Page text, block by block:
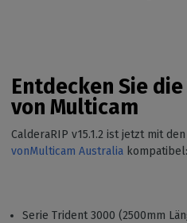
Entdecken Sie
von Multicam
CalderaRIP v15.1.2 ist jetzt mit
vonMulticam Australia kompatibel:
Serie Trident 3000 (2500mm